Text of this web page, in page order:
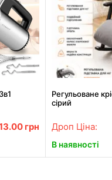
грн
Регульоване
сірий
Дроп Ціна:
В наявності